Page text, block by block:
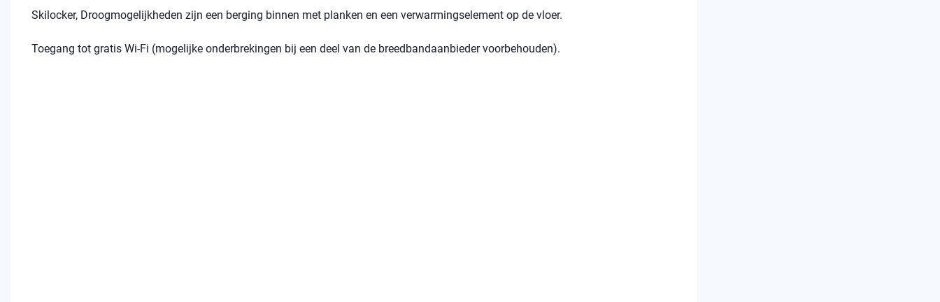
Skilocker, Droogmogelijkheden zijn een berging binnen met planken en een verwarmingselement op de vloer.
Toegang tot gratis Wi-Fi (mogelijke onderbrekingen bij een deel van de breedbandaanbieder voorbehouden).